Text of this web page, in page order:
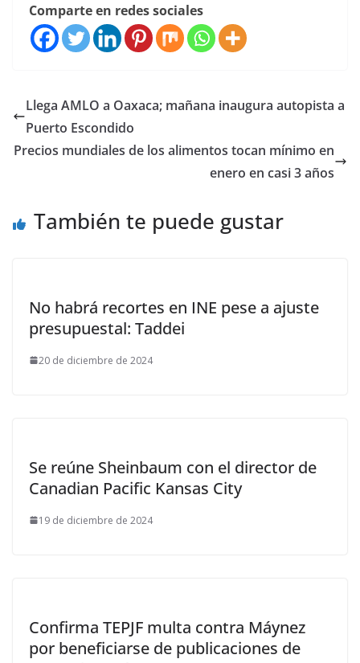
Comparte en redes sociales
Llega AMLO a Oaxaca; mañana inaugura autopista a
Puerto Escondido
Precios mundiales de los alimentos tocan mínimo en
enero en casi 3 años
También te puede gustar
No habrá recortes en INE pese a ajuste
presupuestal: Taddei
20 de diciembre de 2024
Se reúne Sheinbaum con el director de
Canadian Pacific Kansas City
19 de diciembre de 2024
Confirma TEPJF multa contra Máynez
por beneficiarse de publicaciones de